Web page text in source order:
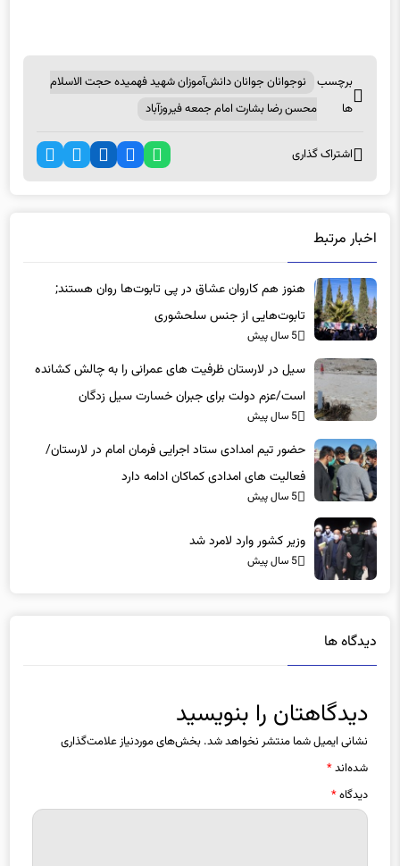
برچسب
ها
نوجوانان جوانان دانش‌آموزان شهید فهمیده حجت الاسلام
محسن رضا بشارت امام جمعه فیروزآباد
اشتراک گذاری
اخبار مرتبط
هنوز هم کاروان عشاق در پی تابوت‌ها روان هستند;
تابوت‌هایی از جنس سلحشوری
5 سال پیش
سیل در لارستان ظرفیت های عمرانی را به چالش کشانده
است/عزم دولت برای جبران خسارت سیل زدگان
5 سال پیش
حضور تیم امدادی ستاد اجرایی فرمان امام در لارستان/
فعالیت های امدادی کماکان ادامه دارد
5 سال پیش
وزیر کشور وارد لامرد شد
5 سال پیش
دیدگاه ها
دیدگاهتان را بنویسید
نشانی ایمیل شما منتشر نخواهد شد. بخش‌های موردنیاز علامت‌گذاری
شده‌اند*
دیدگاه*